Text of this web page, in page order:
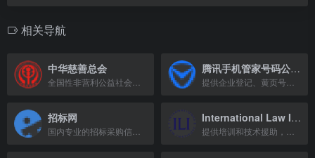
相关导航
中华慈善总会 腾讯手机管家号码公众平台
招标网 International Law Institute